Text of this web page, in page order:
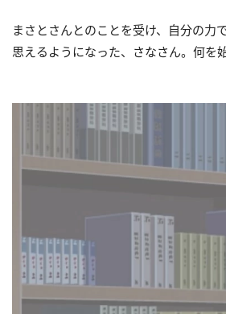
まさとさんとのことを受け、自分の力
思えるようになった、さなさん。何を